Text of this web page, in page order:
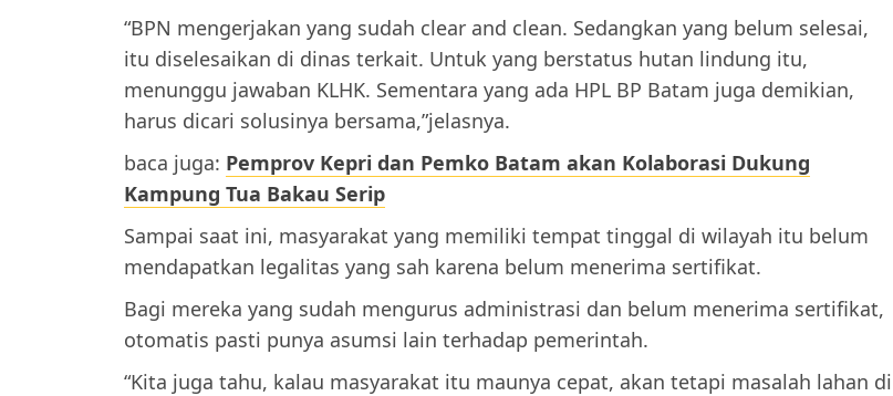
“BPN mengerjakan yang sudah clear and clean. Sedangkan yang belum selesai,
itu diselesaikan di dinas terkait. Untuk yang berstatus hutan lindung itu,
menunggu jawaban KLHK. Sementara yang ada HPL BP Batam juga demikian,
harus dicari solusinya bersama,”jelasnya.
baca juga: Pemprov Kepri dan Pemko Batam akan Kolaborasi Dukung
Kampung Tua Bakau Serip
Sampai saat ini, masyarakat yang memiliki tempat tinggal di wilayah itu belum
mendapatkan legalitas yang sah karena belum menerima sertifikat.
Bagi mereka yang sudah mengurus administrasi dan belum menerima sertifikat,
otomatis pasti punya asumsi lain terhadap pemerintah.
“Kita juga tahu, kalau masyarakat itu maunya cepat, akan tetapi masalah lahan di